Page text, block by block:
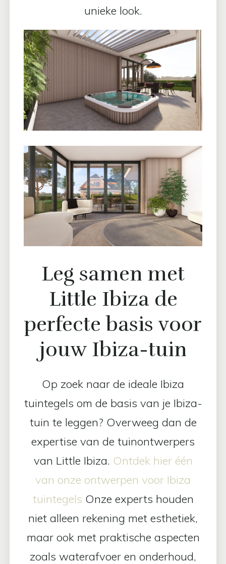
unieke look.
Leg samen met
Little Ibiza de
perfecte basis voor
jouw Ibiza-tuin
Op zoek naar de ideale Ibiza
tuintegels om de basis van je Ibiza-
tuin te leggen? Overweeg dan de
expertise van de tuinontwerpers
van Little Ibiza. Ontdek hier één
van onze ontwerpen voor Ibiza
tuintegels Onze experts houden
niet alleen rekening met esthetiek,
maar ook met praktische aspecten
zoals waterafvoer en onderhoud,